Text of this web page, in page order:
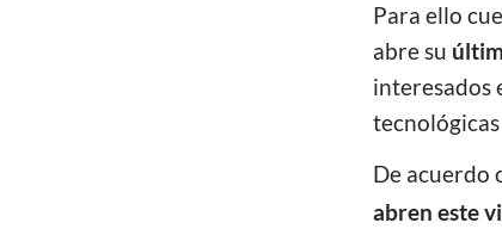
Para ello
abre su
interesados
De acuerdo
abren este